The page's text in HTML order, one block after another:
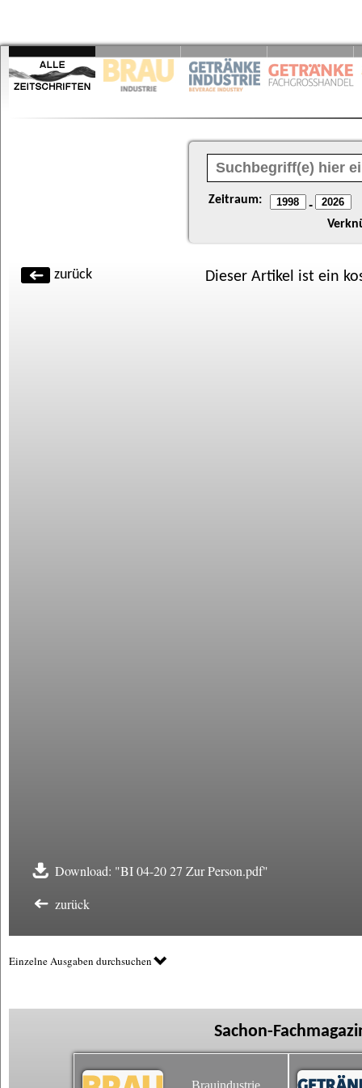
Zeitraum: -
zurück Dieser Artikel ist ein
Download: "BI 04-20 27 Zur Person.pdf"
zurück
Einzelne Ausgaben durchsuchen
Sachon-
Brauindustrie